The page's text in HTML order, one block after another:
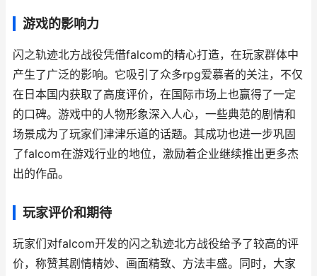
游戏的影响力
闪之轨迹北方战役凭借falcom的精心打造，在玩家群体中
产生了广泛的影响。它吸引了众多rpg爱慕者的关注，不仅
在日本国内获取了高度评价，在国际市场上也赢得了一定
的口碑。游戏中的人物形象深入人心，一些典范的剧情和
场景成为了玩家们津津乐道的话题。其成功也进一步巩固
了falcom在游戏行业的地位，激励着企业继续推出更多杰
出的作品。
玩家评价和期待
玩家们对falcom开发的闪之轨迹北方战役给予了较高的评
价，称赞其剧情精妙、画面精致、方法丰盛。同时，大家